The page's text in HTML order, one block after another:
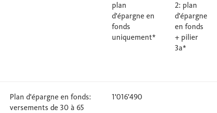
plan
d'épargne en
fonds
uniquement*
2: plan
d'épargne
en fonds
+ pilier
3a*
Plan d'épargne en fonds:
versements de 30 à 65
1'016'490